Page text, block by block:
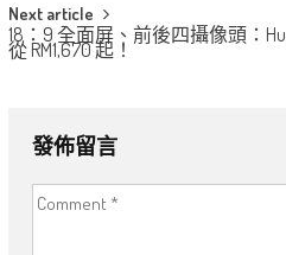
Next article
18：9 全面屏、前後四攝像頭：
從 RM1,670 起！
發佈留言